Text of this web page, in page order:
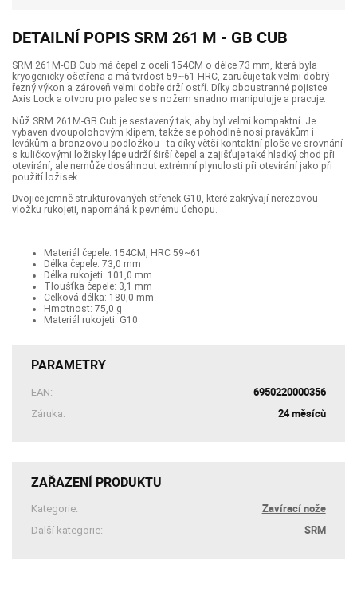
DETAILNÍ POPIS SRM 261 M - GB CUB
SRM 261M-GB Cub má čepel z oceli 154CM o délce 73 mm, která byla
kryogenicky ošetřena a má tvrdost 59~61 HRC, zaručuje tak velmi dobrý
řezný výkon a zároveň velmi dobře drží ostří. Díky oboustranné pojistce
Axis Lock a otvoru pro palec se s nožem snadno manipulujje a pracuje.
Nůž SRM 261M-GB Cub je sestavený tak, aby byl velmi kompaktní. Je
vybaven dvoupolohovým klipem, takže se pohodlně nosí pravákům i
levákům a bronzovou podložkou - ta díky větší kontaktní ploše ve srovnání
s kuličkovými ložisky lépe udrží širší čepel a zajišťuje také hladký chod při
otevírání, ale nemůže dosáhnout extrémní plynulosti při otevírání jako při
použití ložisek.
Dvojice jemně strukturovaných střenek G10, které zakrývají nerezovou
vložku rukojeti, napomáhá k pevnému úchopu.
Materiál čepele: 154CM, HRC 59~61
Délka čepele: 73,0 mm
Délka rukojeti: 101,0 mm
Tloušťka čepele: 3,1 mm
Celková délka: 180,0 mm
Hmotnost: 75,0 g
Materiál rukojeti: G10
PARAMETRY
EAN: 6950220000356
Záruka: 24 měsíců
ZAŘAZENÍ PRODUKTU
Kategorie: Zavírací nože
Další kategorie: SRM